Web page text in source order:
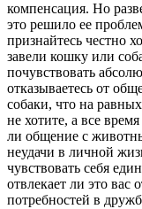
компенсация. Но
это решило ее
признайтесь честно
завели кошку или
почувствовать
отказываетесь от
собаки, что на
не хотите, а все
ли общение с
неудачи в личной
чувствовать себя
отвлекает ли это вас
потребностей в